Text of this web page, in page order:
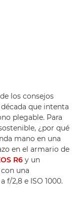
los consejos
que intenta
plegable. Para
¿por qué
mano en una
en el armario de
R6 y un
una
f/2,8 e ISO 1000.